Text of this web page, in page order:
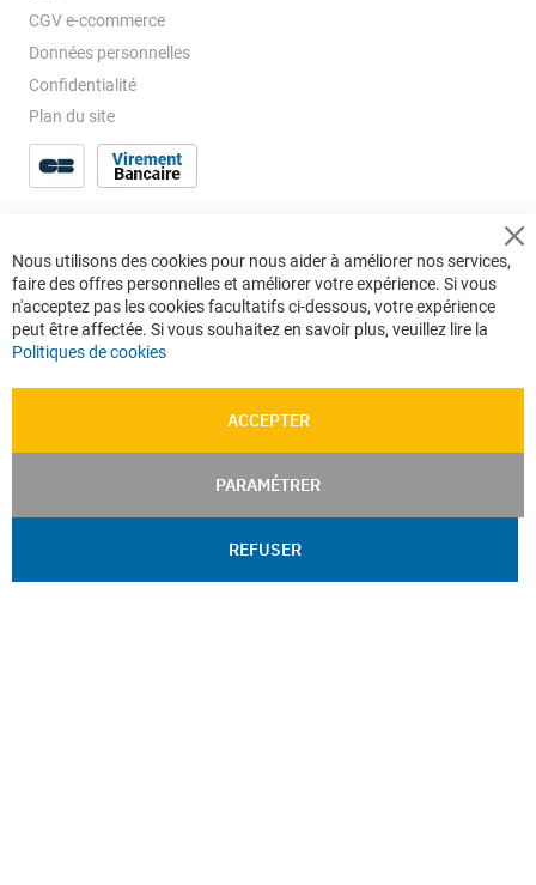
CGV e-ccommerce
Données personnelles
Confidentialité
Plan du site
Nous utilisons des cookies pour nous aider à améliorer nos services,
faire des offres personnelles et améliorer votre expérience. Si vous
n'acceptez pas les cookies facultatifs ci-dessous, votre expérience
peut être affectée. Si vous souhaitez en savoir plus, veuillez lire la
Politiques de cookies
ACCEPTER
PARAMÉTRER
REFUSER